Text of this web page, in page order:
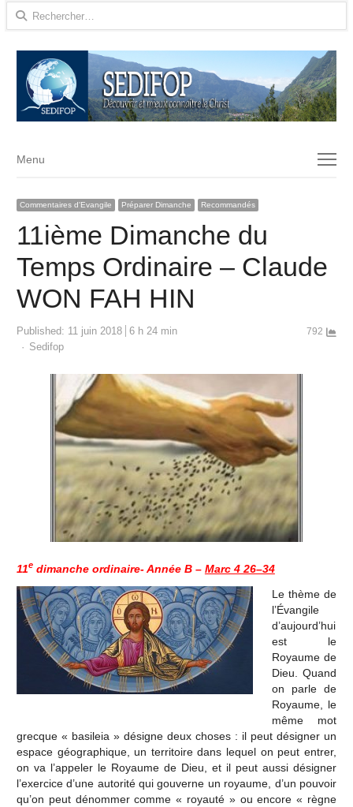
Rechercher :
Menu
Menu
Commentaires d'Evangile Préparer Dimanche Recommandés
11ième Dimanche du
Temps Ordinaire – Claude
WON FAH HIN
Published: 11 juin 2018
6 h 24 min
Author
Sedifop
792
11edimanche ordinaire- Année B – Marc 4 26–34
Le thème de
l’Évangile
d’aujourd’hui
est le
Royaume de
Dieu. Quand
on parle de
Royaume, le
même mot
grecque « basileia » désigne deux choses : il peut désigner un
espace géographique, un territoire dans lequel on peut entrer,
on va l’appeler le Royaume de Dieu, et il peut aussi désigner
l’exercice d’une autorité qui gouverne un royaume, d’un pouvoir
qu’on peut dénommer comme « royauté » ou encore « règne